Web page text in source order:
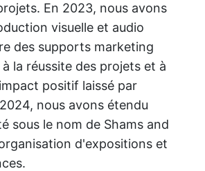
En 2023, nous avons
visuelle et audio
des supports marketing
la réussite des projets et à
positif laissé par
nous avons étendu
sous le nom de Shams and
d'expositions et